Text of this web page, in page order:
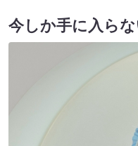
今しか手に入ら